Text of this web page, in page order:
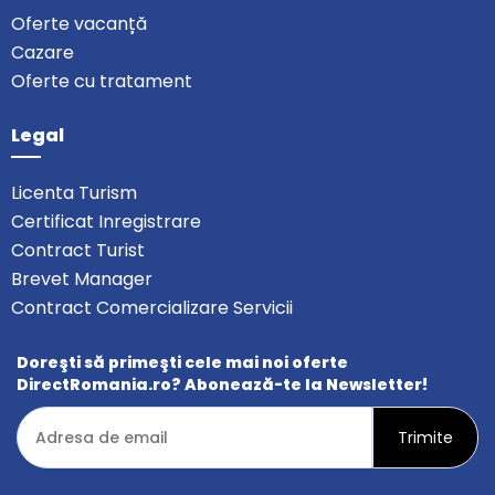
Oferte vacanță
Cazare
Oferte cu tratament
Legal
Licenta Turism
Certificat Inregistrare
Contract Turist
Brevet Manager
Contract Comercializare Servicii
Doreşti să primeşti cele mai noi oferte
DirectRomania.ro? Abonează-te la Newsletter!